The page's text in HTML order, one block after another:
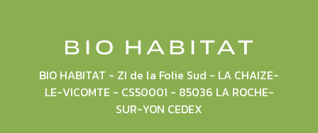
BIO HABITAT - ZI de la Folie Sud - LA CHAIZE-
LE-VICOMTE - CS50001 - 85036 LA ROCHE-
SUR-YON CEDEX